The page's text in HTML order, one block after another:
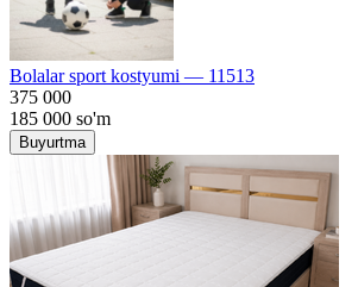
Bolalar sport kostyumi — 11513
375 000
185 000 so'm
Buyurtma